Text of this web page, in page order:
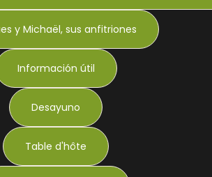
y Michaël, sus anfitriones
Información útil
Desayuno
Table d'hôte